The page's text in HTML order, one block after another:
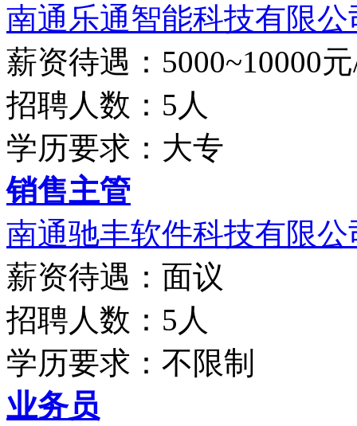
南通乐通智能科技有限公
薪资待遇：5000~10000
招聘人数：5人
学历要求：大专
销售主管
南通驰丰软件科技有限公
薪资待遇：面议
招聘人数：5人
学历要求：不限制
业务员